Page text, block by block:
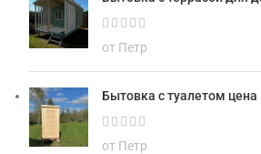
от Петр
Бытовка с туалетом цена
от Петр